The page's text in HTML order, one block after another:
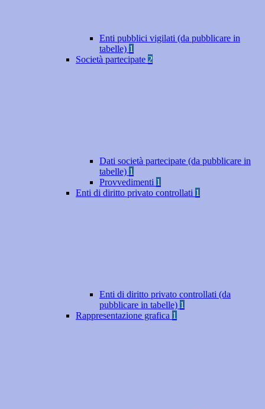
Enti pubblici vigilati (da pubblicare in
tabelle) 1
Società partecipate 2
Dati società partecipate (da pubblicare in
tabelle) 1
Provvedimenti 1
Enti di diritto privato controllati 1
Enti di diritto privato controllati (da
pubblicare in tabelle) 1
Rappresentazione grafica 1